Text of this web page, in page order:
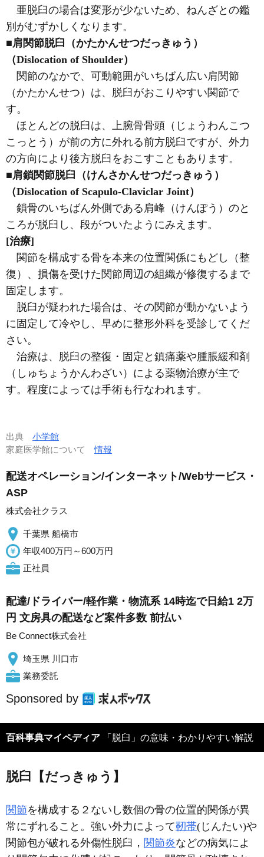
亜脱臼の場合は変形が少ないため、ねんざとの鑑
別がむずかしくなります。
■肩関節脱臼（かたかんせつだっきゅう）
（Dislocation of Shoulder）
関節のなかで、可動範囲がいちばん広い肩関節
（かたかんせつ）は、脱臼がおこりやすい関節で
す。
ほとんどの脱臼は、上腕骨骨頭（じょうわんこつ
こっとう）が前の方に外れる前方脱臼ですが、外力
の方向により後方脱臼をおこすこともあります。
■肩鎖関節脱臼（けんさかんせつだっきゅう）
（Dislocation of Scapulo-Claviclar Joint）
鎖骨のいちばん外側である肩峰（けんぽう）のと
ころが脱臼し、段がついたようにみえます。
[治療]
関節を構成する骨を本来の位置関係にもどし（整
復）、損傷を受けた関節周辺の組織が修復するまで
固定します。
脱臼が疑われた場合は、その関節が動かないよう
に固定して冷やし、早めに整形外科を受診してくだ
さい。
治療は、脱臼の整復・固定と鎮痛薬や腫脹緩和剤
（しゅちょうかんわざい）による薬物治療が主で
す。程度によっては手術も行なわれます。
出典 小学館
家庭医学館について情報
配送オペレーション/インターネット/Webサービス・
ASP
株式会社クラス
千葉県 船橋市
年収400万円～600万円
正社員
配達/ドライバー/軽作業・物流系 14時迄で日給1 2万
円 文房具の配送など案件多数 前払い
Be Connect株式会社
埼玉県 川口市
業務委託
Sponsored by
百科事典マイペディア 「脱臼」の意味・わかりやすい解説
脱臼【だっきゅう】
関節を構成する２ないし数個の骨の位置的関係が異
常にずれること。強い外力によって靭帯(じんたい)や
関節包が破れる外傷性脱臼， 関節炎などの病気によ